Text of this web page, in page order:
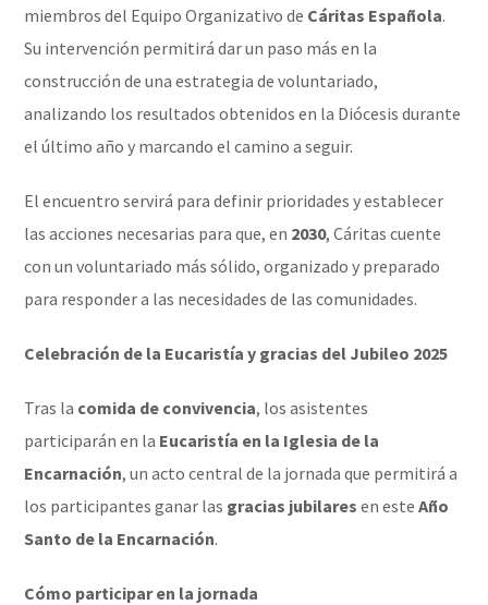
miembros del Equipo Organizativo de Cáritas Española.
Su intervención permitirá dar un paso más en la
construcción de una estrategia de voluntariado,
analizando los resultados obtenidos en la Diócesis durante
el último año y marcando el camino a seguir.
El encuentro servirá para definir prioridades y establecer
las acciones necesarias para que, en 2030, Cáritas cuente
con un voluntariado más sólido, organizado y preparado
para responder a las necesidades de las comunidades.
Celebración de la Eucaristía y gracias del Jubileo 2025
Tras la comida de convivencia, los asistentes
participarán en la Eucaristía en la Iglesia de la
Encarnación, un acto central de la jornada que permitirá a
los participantes ganar las gracias jubilares en esteAño
Santo de la Encarnación.
Cómo participar en la jornada